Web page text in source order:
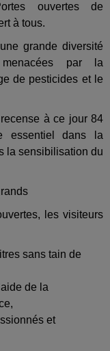
ouvertes de
à tous.
grande diversité
menacées par la
de pesticides et le
à ce jour 84
essentiel dans la
la sensibilisation du
les visiteurs
sans tain de
de la
et